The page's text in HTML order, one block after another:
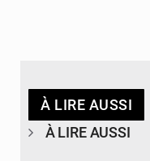
À LIRE AUSSI
À LIRE AUSSI